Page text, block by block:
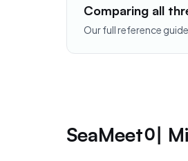
Comparing all
Our full reference
SeaMeet이